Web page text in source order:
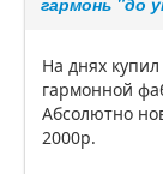
На днях
гармонной
Абсолютно
2000р.